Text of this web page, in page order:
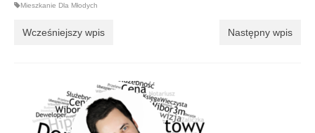
Mieszkanie Dla Młodych
Wcześniejszy wpis Następny wpis